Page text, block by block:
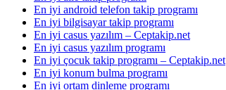
En iyi android telefon takip programı
En iyi bilgisayar takip programı
En iyi casus yazılım – Ceptakip.net
En iyi casus yazılım programı
En iyi çocuk takip programı – Ceptakip.net
En iyi konum bulma programı
En iyi ortam dinleme programı